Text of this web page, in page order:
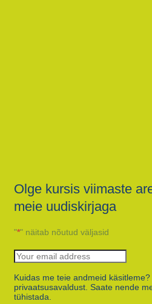
Olge kursis viimaste
meie uudiskirjaga
"*" näitab nõutud väljasid
Kuidas me teie andmeid
privaatsusavaldust. Saate nende
tühistada.